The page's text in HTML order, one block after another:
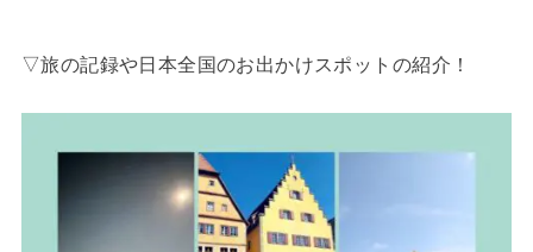
▽旅の記録や日本全国のお出かけスポットの紹介！